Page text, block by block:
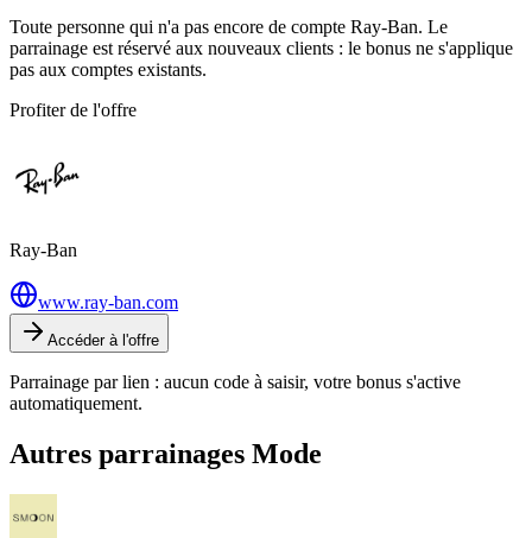
Toute personne qui n'a pas encore de compte Ray-Ban. Le
parrainage est réservé aux nouveaux clients : le bonus ne s'applique
pas aux comptes existants.
Profiter de l'offre
Ray-Ban
www.ray-ban.com
Accéder à l'offre
Parrainage par lien : aucun code à saisir, votre bonus s'active
automatiquement.
Autres parrainages Mode